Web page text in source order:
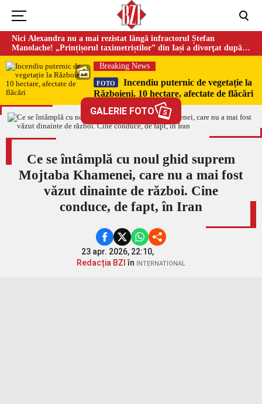
Nici Alexandra nu a mai rezistat lângă infractorul Ștefan
Manolache! „Prințișorul taximetriștilor” din Iași a divorţat după
doi ani de căsnicie
Breaking News
FOTO
Incendiu puternic de vegetație la
Războieni. 10 hectare, afectate de flăcări
GALERIE FOTO 5
Ce se întâmplă cu noul ghid suprem
Mojtaba Khamenei, care nu a mai fost
văzut dinainte de război. Cine
conduce, de fapt, în Iran
23 apr. 2026, 22:10,
Redacția BZI în INTERNATIONAL